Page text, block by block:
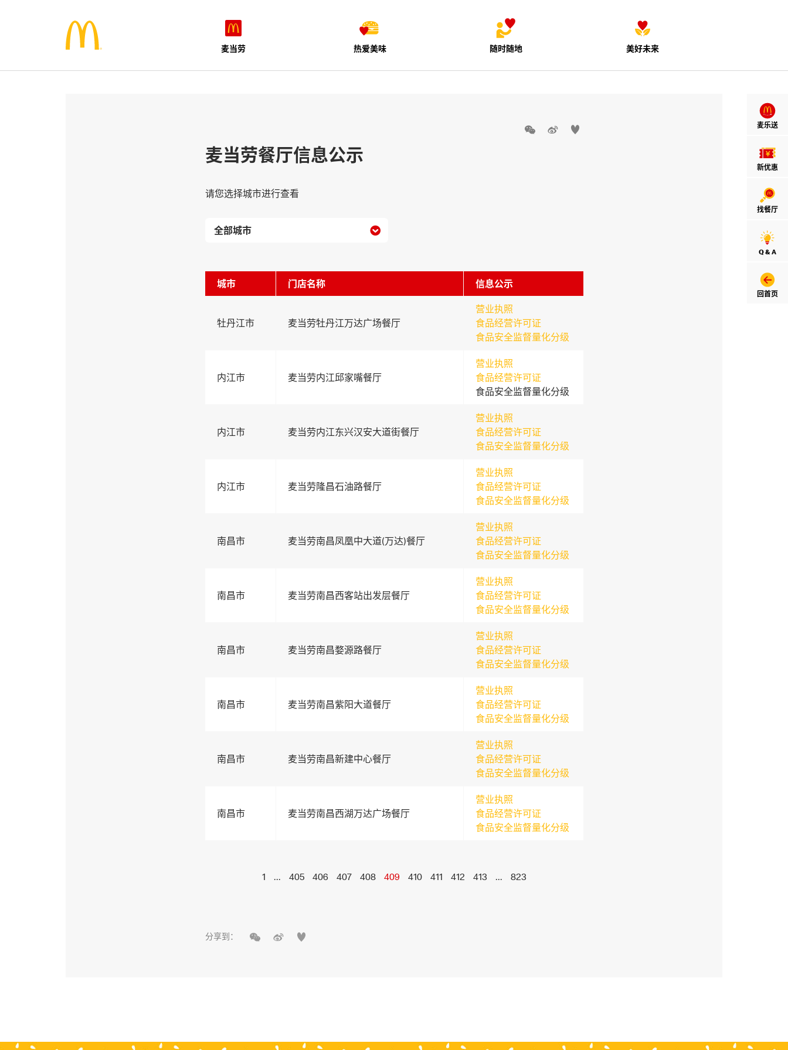
麦当劳 热爱美味 随时随地 美好未来
麦乐送
新优惠
找餐厅
Q & A
回首页
  
麦当劳餐厅信息公示
请您选择城市进行查看

城市 门店名称 信息公示
牡丹江市 麦当劳牡丹江万达广场餐厅
营业执照
食品经营许可证
食品安全监督量化分级
内江市 麦当劳内江邱家嘴餐厅
营业执照
食品经营许可证
食品安全监督量化分级
内江市 麦当劳内江东兴汉安大道街餐厅
营业执照
食品经营许可证
食品安全监督量化分级
内江市 麦当劳隆昌石油路餐厅
营业执照
食品经营许可证
食品安全监督量化分级
南昌市 麦当劳南昌凤凰中大道(万达)餐厅
营业执照
食品经营许可证
食品安全监督量化分级
南昌市 麦当劳南昌西客站出发层餐厅
营业执照
食品经营许可证
食品安全监督量化分级
南昌市 麦当劳南昌婺源路餐厅
营业执照
食品经营许可证
食品安全监督量化分级
南昌市 麦当劳南昌紫阳大道餐厅
营业执照
食品经营许可证
食品安全监督量化分级
南昌市 麦当劳南昌新建中心餐厅
营业执照
食品经营许可证
食品安全监督量化分级
南昌市 麦当劳南昌西湖万达广场餐厅
营业执照
食品经营许可证
食品安全监督量化分级
1 ... 405 406 407 408 409 410 411 412 413 ... 823
分享到：   